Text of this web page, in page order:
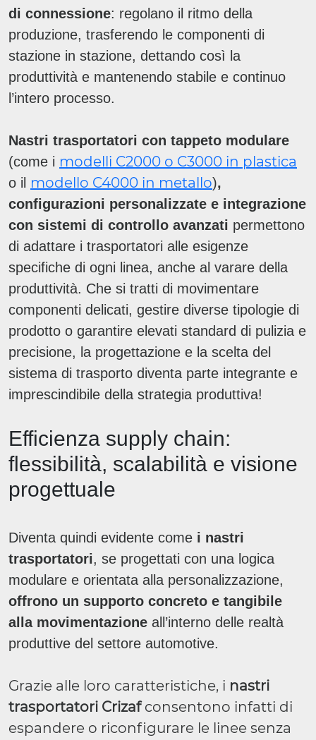
di connessione: regolano il ritmo della
produzione, trasferendo le componenti di
stazione in stazione, dettando così la
produttività e mantenendo stabile e continuo
l’intero processo.
Nastri trasportatori con tappeto modulare
(come i modelli C2000 o C3000 in plastica
o il modello C4000 in metallo),
configurazioni personalizzate e integrazione
con sistemi di controllo avanzati permettono
di adattare i trasportatori alle esigenze
specifiche di ogni linea, anche al varare della
produttività. Che si tratti di movimentare
componenti delicati, gestire diverse tipologie di
prodotto o garantire elevati standard di pulizia e
precisione, la progettazione e la scelta del
sistema di trasporto diventa parte integrante e
imprescindibile della strategia produttiva!
Efficienza supply chain:
flessibilità, scalabilità e visione
progettuale
Diventa quindi evidente come i nastri
trasportatori, se progettati con una logica
modulare e orientata alla personalizzazione,
offrono un supporto concreto e tangibile
alla movimentazione all’interno delle realtà
produttive del settore automotive.
Grazie alle loro caratteristiche, i nastri
trasportatori Crizafconsentono infatti di
espandere o riconfigurare le linee senza